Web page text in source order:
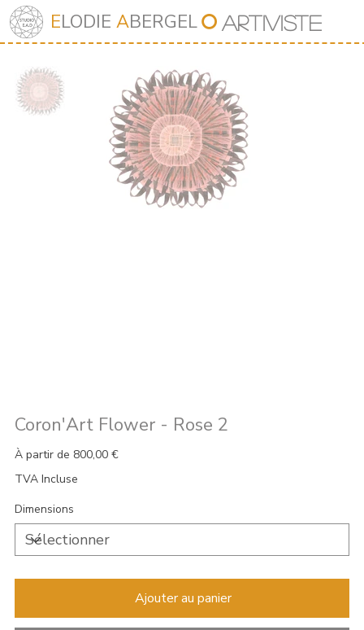
ELODIEABERGEL⭘ Artiviste
Coron'Art Flower - Rose 2
À partir de Prix
800,00 €
TVA Incluse
Dimensions
Ajouter au panier